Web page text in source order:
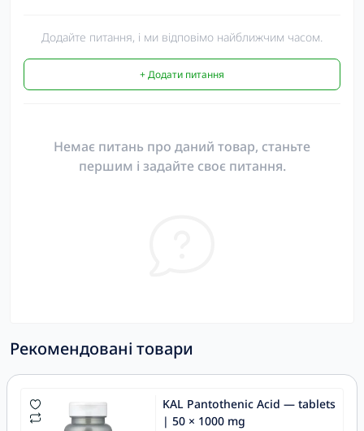
Додайте питання, і ми відповімо найближчим часом.
+ Додати питання
Немає питань про даний товар, станьте
першим і задайте своє питання.
Рекомендовані товари
KAL Pantothenic Acid — tablets
| 50 × 1000 mg